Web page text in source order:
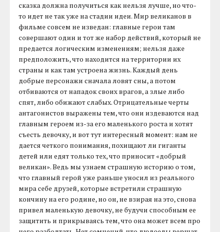
сказка должна получиться как нельзя лучше, но что-
то идет не так уже на стадии идеи. Мир великанов в
фильме совсем не изведан: главные герои там
совершают один и тот же набор действий, который не
предается логическим изменениям; нельзя даже
предположить, что находится на территории их
страны и как там устроена жизнь. Каждый день
добрые персонажи сначала ловят сны, а потом
отбиваются от нападок своих врагов, а злые либо
спят, либо обижают слабых. Отрицательные черты
антагонистов выражены тем, что они издеваются над
главным героем из-за его маленького роста и хотят
съесть девочку, и вот тут интересный момент: нам не
дается четкого понимания, похищают ли гиганты
детей или едят только тех, что приносит «добрый
великан». Ведь мы узнаем страшную историю о том,
что главный герой уже раньше уносил из реального
мира себе друзей, которые встретили страшную
кончину на его родине, но он, не взирая на это, снова
привел маленькую девочку, не будучи способным ее
защитить и прикрываясь тем, что она может всем про